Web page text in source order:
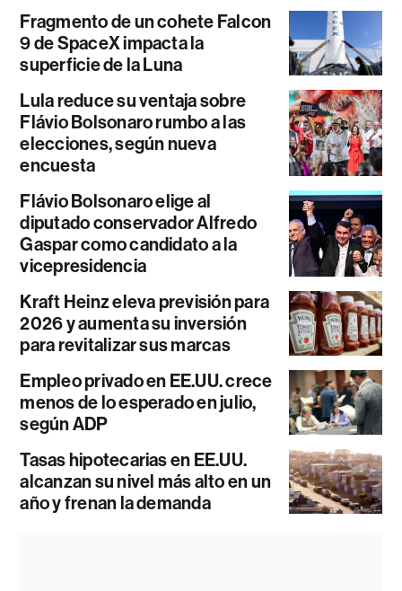
Fragmento de un cohete Falcon
9 de SpaceX impacta la
superficie de la Luna
Lula reduce su ventaja sobre
Flávio Bolsonaro rumbo a las
elecciones, según nueva
encuesta
Flávio Bolsonaro elige al
diputado conservador Alfredo
Gaspar como candidato a la
vicepresidencia
Kraft Heinz eleva previsión para
2026 y aumenta su inversión
para revitalizar sus marcas
Empleo privado en EE.UU. crece
menos de lo esperado en julio,
según ADP
Tasas hipotecarias en EE.UU.
alcanzan su nivel más alto en un
año y frenan la demanda